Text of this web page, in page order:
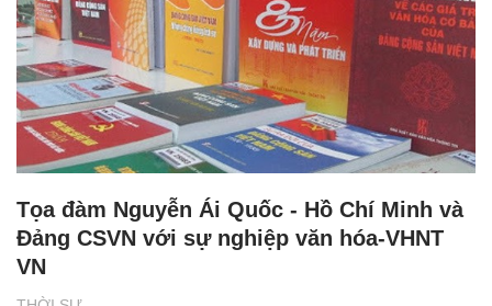
Tọa đàm Nguyễn Ái Quốc - Hồ Chí Minh và
Đảng CSVN với sự nghiệp văn hóa-VHNT
VN